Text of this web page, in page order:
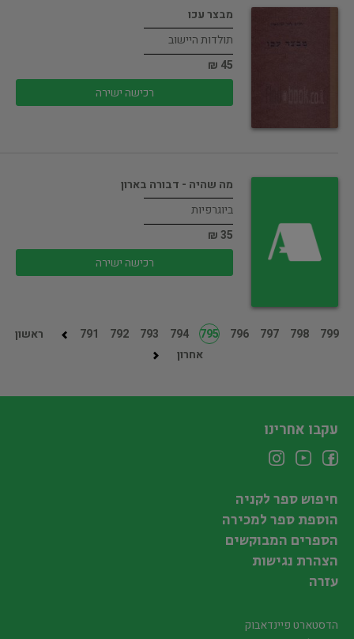
מבצר עכו
תולדות היישוב
45 ₪
רכישה ישירה
מה שהיה - דבורה בארון
ביוגרפיות
35 ₪
רכישה ישירה
ראשון 791 792 793 794 795 796 797 798
799
אחרון
עקבו אחרינו
חיפוש ספר לקניה
הוספת ספר למכירה
הספרים המבוקשים
הצהרת נגישות
עזרה
הדסטארט פיינדאבוק